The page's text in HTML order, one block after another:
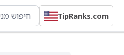
TipRanks.com